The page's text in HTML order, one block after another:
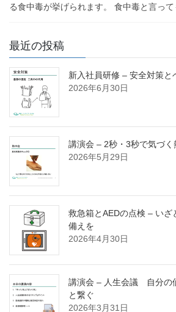
る食中毒が挙げられます。 食中毒と言っ
最近の投稿
新入社員研修 – 安全対策と
2026年6月30日
講演会 – 2秒・3秒で気づく
2026年5月29日
救急箱とAEDの点検 – いざ
備えを
2026年4月30日
講演会 – 人生会議 自分の
と繋ぐ
2026年3月31日